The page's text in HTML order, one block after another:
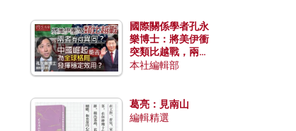
國際關係學者孔永
樂博士：將美伊衝
突類比越戰，兩者
有何異同？中國崛
本社編輯部
葛亮：見南山
編輯精選